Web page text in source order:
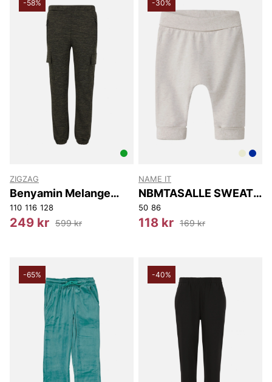
-58%
ZIGZAG
Benyamin Melange
Sweat Pants
110 116 128
249 kr 599 kr
-30%
NAME IT
NBMTASALLE SWEAT
PANT UNB
50 86
118 kr 169 kr
-65% -40%